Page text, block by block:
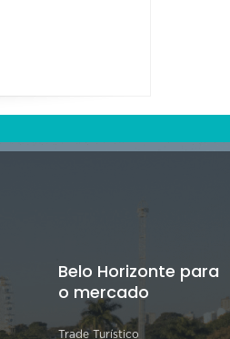
Belo Horizonte para
o mercado
Trade Turístico